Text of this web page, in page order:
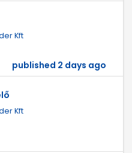
Kft
published 2 days ago
Kft